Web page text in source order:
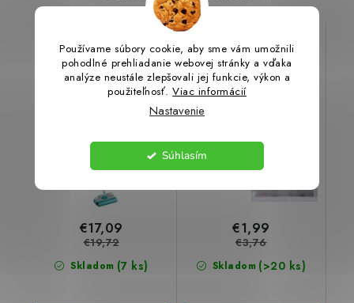
Používame súbory cookie, aby sme vám umožnili
pohodlné prehliadanie webovej stránky a vďaka
analýze neustále zlepšovali jej funkcie, výkon a
použiteľnosť.Viac informácií
Nastavenie
Súhlasím
ZAMETAČ KOBERCOV
LEIFHEIT MECHANICKÝ
Skladom (7 ks)
€17,09
€19,72
Nerezová drôtenka s
rukoväťou, súprava 2
Skladom (>20 ks)
€1,99
€3,76